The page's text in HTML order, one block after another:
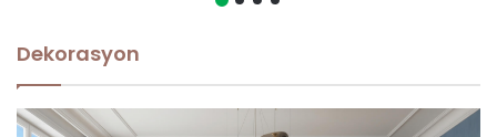
Dekorasyon